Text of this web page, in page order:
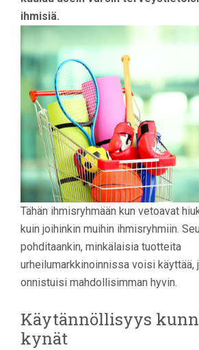
ihmisiä.
Tähän ihmisryhmään kun vetoavat
kuin joihinkin muihin ihmisryhmiin.
pohditaankin, minkälaisia tuotteita
urheilumarkkinoinnissa voisi käyttää,
onnistuisi mahdollisimman hyvin.
Käytännöllisyys
kynät